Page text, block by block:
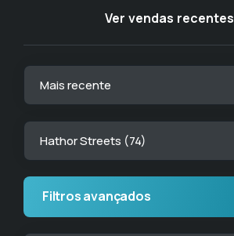
Ver vendas recentes
Filtros avançados